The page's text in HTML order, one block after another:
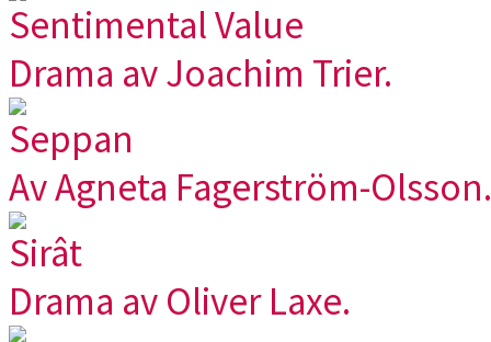
Sentimental Value
Drama av Joachim Trier.
Seppan
Av Agneta Fagerström-Olsson.
Sirât
Drama av Oliver Laxe.